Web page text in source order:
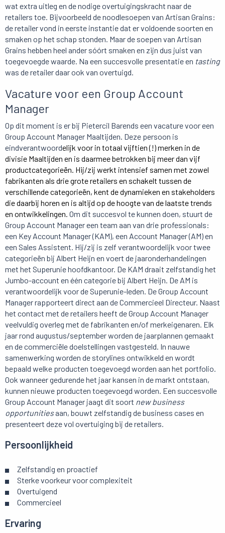
wat extra uitleg en de nodige overtuigingskracht naar de
retailers toe. Bijvoorbeeld de noodlesoepen van Artisan Grains:
de retailer vond in eerste instantie dat er voldoende soorten en
smaken op het schap stonden. Maar de soepen van Artisan
Grains hebben heel ander sóórt smaken en zijn dus juist van
toegevoegde waarde. Na een succesvolle presentatie en tasting
was de retailer daar ook van overtuigd.
Vacature voor een Group Account
Manager
Op dit moment is er bij Pietercil Barends een vacature voor een
Group Account Manager Maaltijden. Deze persoon is
eindverantwoordelijk voor in totaal vijftien (!) merken in de
divisie Maaltijden en is daarmee betrokken bij meer dan vijf
productcategorieën. Hij/zij werkt intensief samen met zowel
fabrikanten als drie grote retailers en schakelt tussen de
verschillende categorieën, kent de dynamieken en stakeholders
die daarbij horen en is altijd op de hoogte van de laatste trends
en ontwikkelingen. Om dit succesvol te kunnen doen, stuurt de
Group Account Manager een team aan van drie professionals:
een Key Account Manager (KAM), een Account Manager (AM) en
een Sales Assistent. Hij/zij is zelf verantwoordelijk voor twee
categorieën bij Albert Heijn en voert de jaaronderhandelingen
met het Superunie hoofdkantoor. De KAM draait zelfstandig het
Jumbo-account en één categorie bij Albert Heijn. De AM is
verantwoordelijk voor de Superunie-leden. De Group Account
Manager rapporteert direct aan de Commercieel Directeur. Naast
het contact met de retailers heeft de Group Account Manager
veelvuldig overleg met de fabrikanten en/of merkeigenaren. Elk
jaar rond augustus/september worden de jaarplannen gemaakt
en de commerciële doelstellingen vastgesteld. In nauwe
samenwerking worden de storylines ontwikkeld en wordt
bepaald welke producten toegevoegd worden aan het portfolio.
Ook wanneer gedurende het jaar kansen in de markt ontstaan,
kunnen nieuwe producten toegevoegd worden. Een succesvolle
Group Account Manager jaagt dit soort new business
opportunitiesaan, bouwt zelfstandig de business cases en
presenteert deze vol overtuiging bij de retailers.
Persoonlijkheid
Zelfstandig en proactief
Sterke voorkeur voor complexiteit
Overtuigend
Commercieel
Ervaring